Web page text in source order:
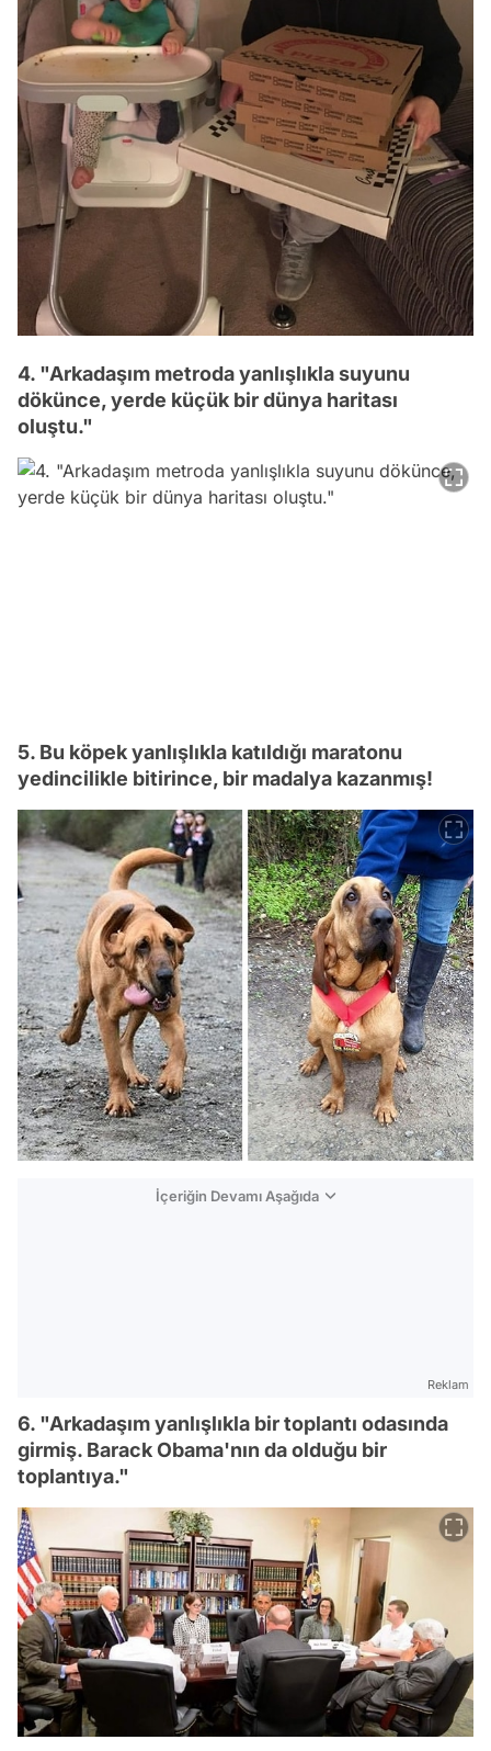
4. "Arkadaşım metroda yanlışlıkla suyunu
dökünce, yerde küçük bir dünya haritası
oluştu."
5. Bu köpek yanlışlıkla katıldığı maratonu
yedincilikle bitirince, bir madalya kazanmış!
İçeriğin Devamı Aşağıda
Reklam
6. "Arkadaşım yanlışlıkla bir toplantı odasında
girmiş. Barack Obama'nın da olduğu bir
toplantıya."